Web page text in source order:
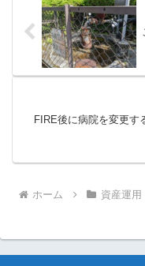
FIRE後に病院を変更す
ホーム 資産運用